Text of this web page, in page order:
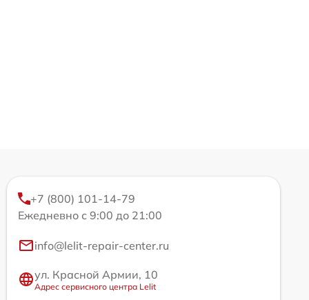
+7 (800) 101-14-79
Ежедневно с 9:00 до 21:00
info@lelit-repair-center.ru
ул. Красной Армии, 10
Адрес сервисного центра Lelit